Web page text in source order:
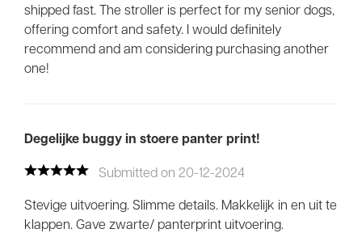
shipped fast. The stroller is perfect for my senior dogs,
offering comfort and safety. I would definitely
recommend and am considering purchasing another
one!
Degelijke buggy in stoere panter print!
Submitted on 20-12-2024
Stevige uitvoering. Slimme details. Makkelijk in en uit te
klappen. Gave zwarte/ panterprint uitvoering.